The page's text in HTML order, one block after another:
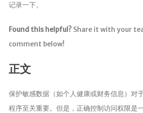
记录一下。
Found this helpful?Share it with your
comment below!
正文
保护敏感数据（如个人健康或财务信息）对
程序至关重要。但是，正确控制访问权限是
JSVMP是什
分析